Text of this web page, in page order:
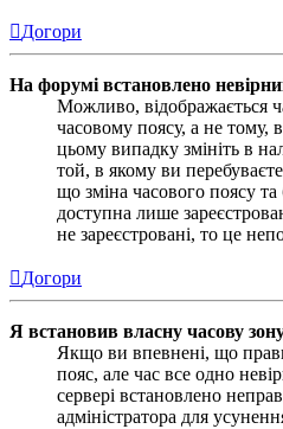
Догори
На форумі встановлено
Можливо, відображається
часовому поясу, а не тому,
цьому випадку змініть в
той, в якому ви
що зміна часового поясу
доступна лише
не зареєстровані, то це
Догори
Я встановив власну часову
Якщо ви впевнені, що
пояс, але час все одно
сервері встановлено
адміністратора для